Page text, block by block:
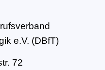
e.V. (DBfT)
72